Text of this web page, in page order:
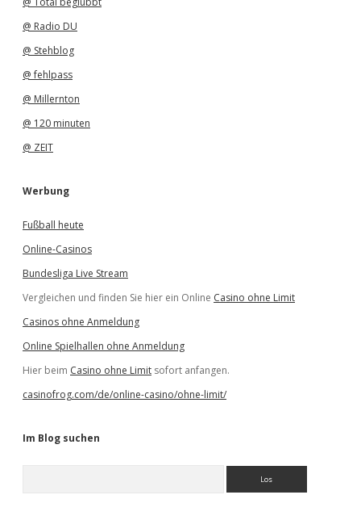
@ Radio DU
@ Stehblog
@ fehlpass
@ Millernton
@ 120 minuten
@ ZEIT
Werbung
Fußball heute
Online-Casinos
Bundesliga Live Stream
Vergleichen und finden Sie hier ein Online Casino ohne Limit
Casinos ohne Anmeldung
Online Spielhallen ohne Anmeldung
Hier beim Casino ohne Limit sofort anfangen.
casinofrog.com/de/online-casino/ohne-limit/
Im Blog suchen